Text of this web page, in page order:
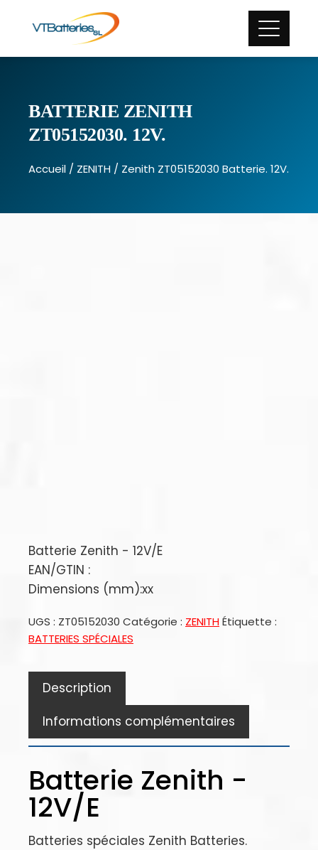
BATTERIE ZENITH
ZT05152030. 12V.
Accueil / ZENITH / Zenith ZT05152030 Batterie. 12V.
Batterie Zenith - 12V/E
EAN/GTIN :
Dimensions (mm):xx
UGS : ZT05152030 Catégorie : ZENITHÉtiquette :
BATTERIES SPÉCIALES
Description
Informations complémentaires
Batterie Zenith -
12V/E
Batteries spéciales Zenith Batteries.